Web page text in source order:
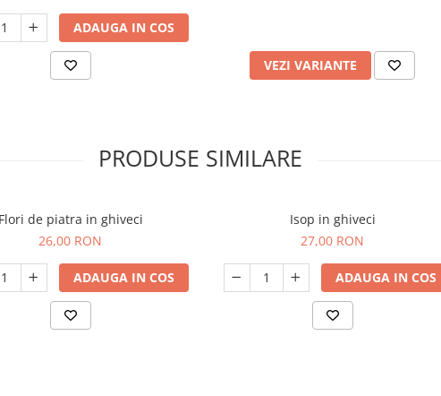
ADAUGA IN COS
VEZI VARIANTE
PRODUSE SIMILARE
Flori de piatra in ghiveci
26,00 RON
ADAUGA IN COS
Isop in ghiveci
27,00 RON
ADAUGA IN COS